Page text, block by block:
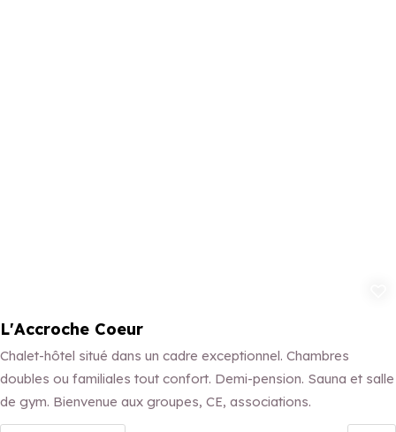
L'Accroche Coeur
Chalet-hôtel situé dans un cadre exceptionnel. Chambres
doubles ou familiales tout confort. Demi-pension. Sauna et salle
de gym. Bienvenue aux groupes, CE, associations.